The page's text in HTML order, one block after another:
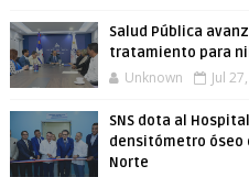
Salud Pública
tratamiento para
Unknown Jul
SNS dota al
densitómetro óseo
Norte